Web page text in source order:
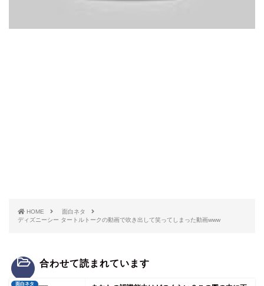
HOME
面白ネタ
ディズニーシー タートルトークの動画で吹き出して笑ってしまった動画www
合わせて読まれています
面白ネタ